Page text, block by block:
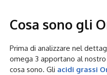
Cosa sono gli
Prima di analizzare nel
omega 3 apportano al
cosa sono. Gli acidi grassi